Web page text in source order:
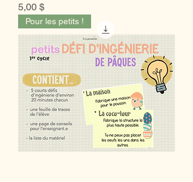
Prix
5,00 $
Pour les petits !